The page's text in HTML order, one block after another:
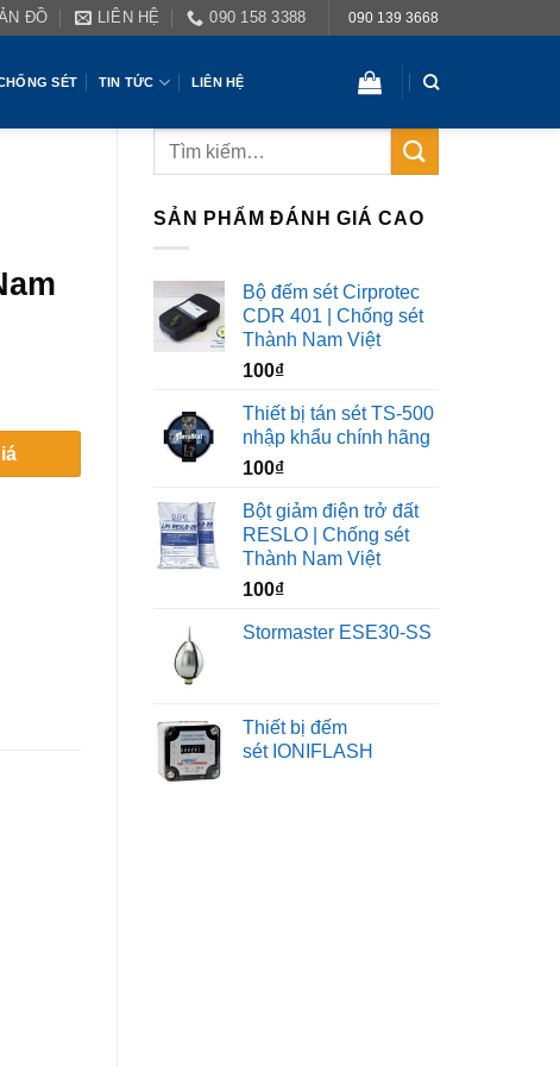
ĐỒ LIÊN HỆ 090 158 3388 090 139 3668
SÉT TIN TỨC LIÊN HỆ
SẢN PHẨM ĐÁNH GIÁ CAO
Bộ đếm sét Cirprotec
CDR 401 | Chống sét
Thành Nam Việt
100₫
Thiết bị tán sét TS-500
nhập khẩu chính hãng
100₫
Bột giảm điện trở đất
RESLO | Chống sét
Thành Nam Việt
100₫
Stormaster ESE30-SS
Thiết bị đếm
sét IONIFLASH
Nam Việt số lượng